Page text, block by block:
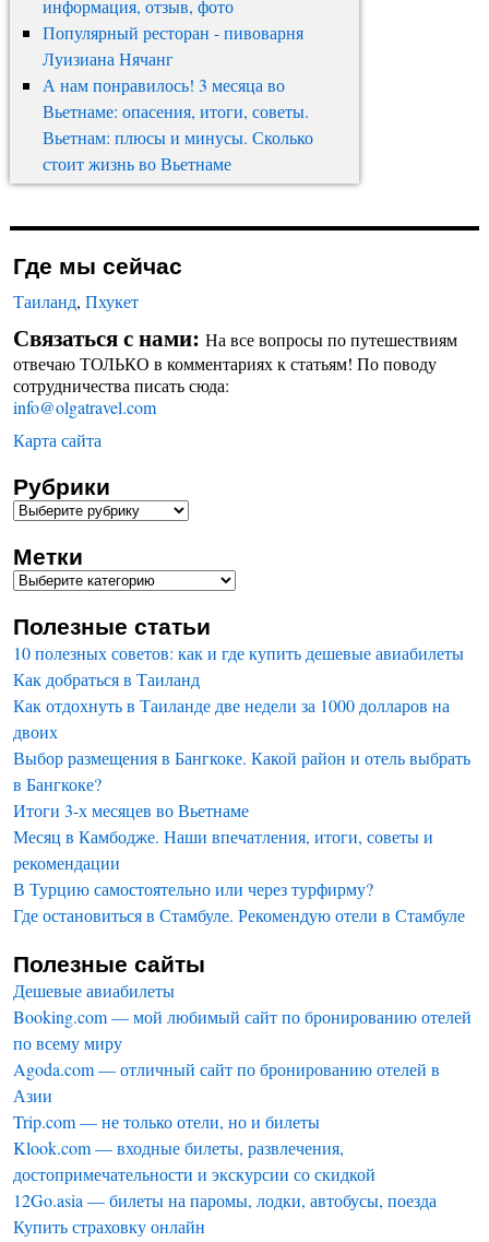
информация, отзыв, фото
Популярный ресторан - пивоварня
Луизиана Нячанг
А нам понравилось! 3 месяца во
Вьетнаме: опасения, итоги, советы.
Вьетнам: плюсы и минусы. Сколько
стоит жизнь во Вьетнаме
Где мы сейчас
Таиланд, Пхукет
Связаться с нами: На все вопросы по путешествиям
отвечаю ТОЛЬКО в комментариях к статьям! По поводу
сотрудничества писать сюда:
info@olgatravel.com
Карта сайта
Рубрики
Метки
Полезные статьи
10 полезных советов: как и где купить дешевые авиабилеты
Как добраться в Таиланд
Как отдохнуть в Таиланде две недели за 1000 долларов на
двоих
Выбор размещения в Бангкоке. Какой район и отель выбрать
в Бангкоке?
Итоги 3-х месяцев во Вьетнаме
Месяц в Камбодже. Наши впечатления, итоги, советы и
рекомендации
В Турцию самостоятельно или через турфирму?
Где остановиться в Стамбуле. Рекомендую отели в Стамбуле
Полезные сайты
Дешевые авиабилеты
Booking.com — мой любимый сайт по бронированию отелей
по всему миру
Agoda.com — отличный сайт по бронированию отелей в
Азии
Trip.com — не только отели, но и билеты
Klook.com — входные билеты, развлечения,
достопримечательности и экскурсии со скидкой
12Go.asia — билеты на паромы, лодки, автобусы, поезда
Купить страховку онлайн